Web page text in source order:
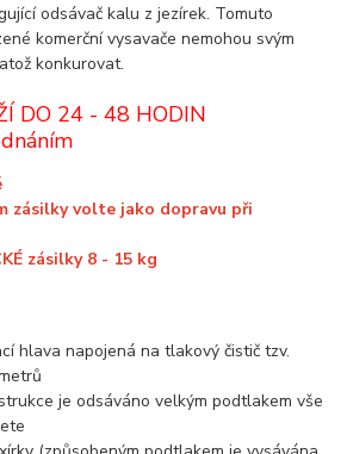
odsávač kalu z jezírek. Tomuto
komerční vysavače nemohou svým
konkurovat.
DO 24 - 48 HODIN
zásilky volte jako dopravu při
zásilky 8 - 15 kg
hlava napojená na tlakový čistič tzv.
je odsáváno velkým podtlakem vše